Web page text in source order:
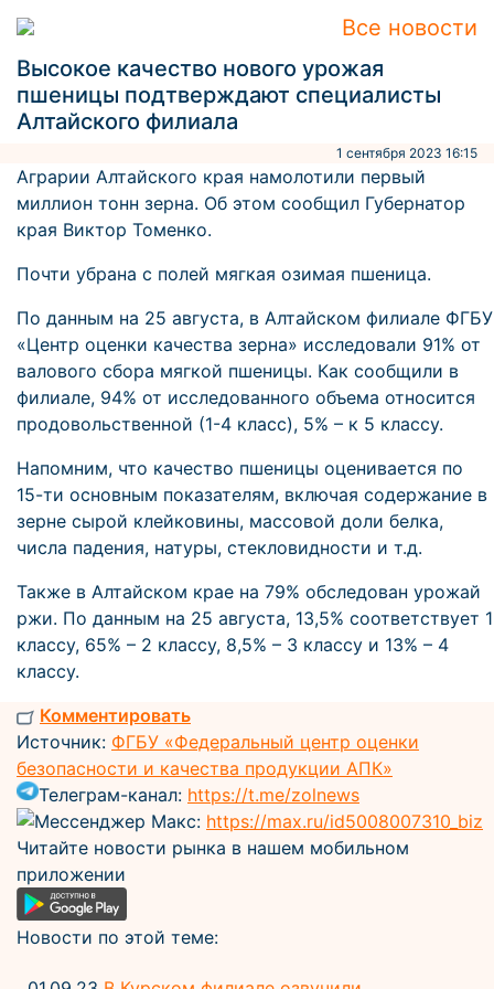
Все новости
Высокое качество нового урожая
пшеницы подтверждают специалисты
Алтайского филиала
1 сентября 2023 16:15
Аграрии Алтайского края намолотили первый
миллион тонн зерна. Об этом сообщил Губернатор
края Виктор Томенко.
Почти убрана с полей мягкая озимая пшеница.
По данным на 25 августа, в Алтайском филиале ФГБУ
«Центр оценки качества зерна» исследовали 91% от
валового сбора мягкой пшеницы. Как сообщили в
филиале, 94% от исследованного объема относится
продовольственной (1-4 класс), 5% – к 5 классу.
Напомним, что качество пшеницы оценивается по
15-ти основным показателям, включая содержание в
зерне сырой клейковины, массовой доли белка,
числа падения, натуры, стекловидности и т.д.
Также в Алтайском крае на 79% обследован урожай
ржи. По данным на 25 августа, 13,5% соответствует 1
классу, 65% – 2 классу, 8,5% – 3 классу и 13% – 4
классу.
Комментировать
Источник: ФГБУ «Федеральный центр оценки
безопасности и качества продукции АПК»
Телеграм-канал: https://t.me/zolnews
Мессенджер Макс: https://max.ru/id5008007310_biz
Читайте новости рынка в нашем мобильном
приложении
Новости по этой теме: